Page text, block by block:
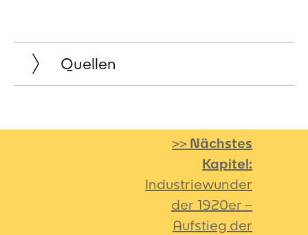
Quellen
>> Nächstes
Kapitel:
Industriewunder
der 1920er –
Aufstieg der